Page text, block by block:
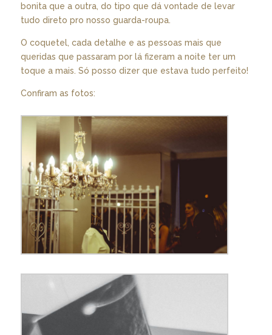
bonita que a outra, do tipo que dá vontade de levar
tudo direto pro nosso guarda-roupa.
O coquetel, cada detalhe e as pessoas mais que
queridas que passaram por lá fizeram a noite ter um
toque a mais. Só posso dizer que estava tudo perfeito!
Confiram as fotos: